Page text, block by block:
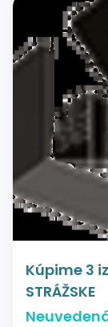
Kúpime 3
STRÁŽSKE